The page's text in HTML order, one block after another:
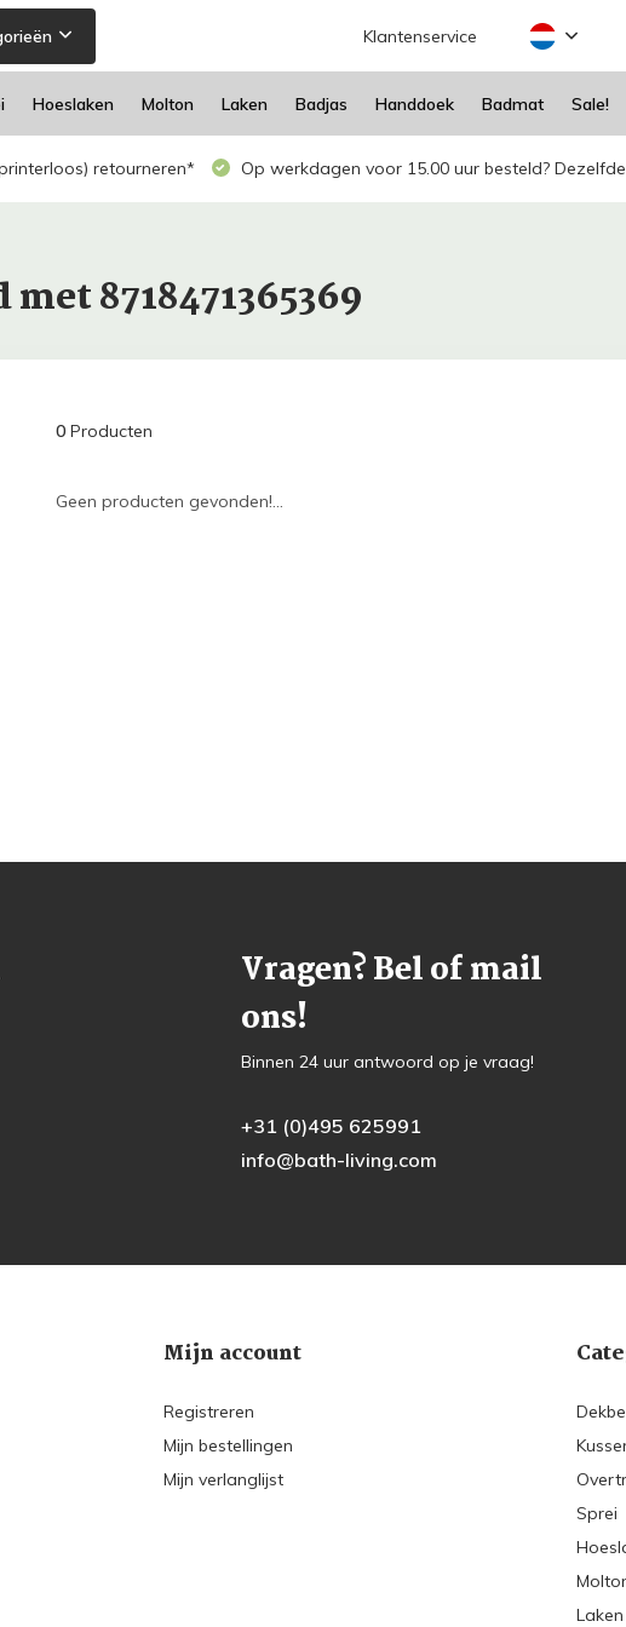
Klantenservice
Hoeslaken Molton Laken Badjas Handdoek Badmat Sale!
retourneren* Op werkdagen voor 15.00 uur besteld?
8718471365369
0Producten
Geen producten gevonden!...
Vragen? Bel of mail
ons!
Binnen 24 uur antwoord op je vraag!
+31 (0)495 625991
info@bath-living.com
Mijn account
Registreren
Mijn bestellingen
Mijn verlanglijst
Sprei
Laken